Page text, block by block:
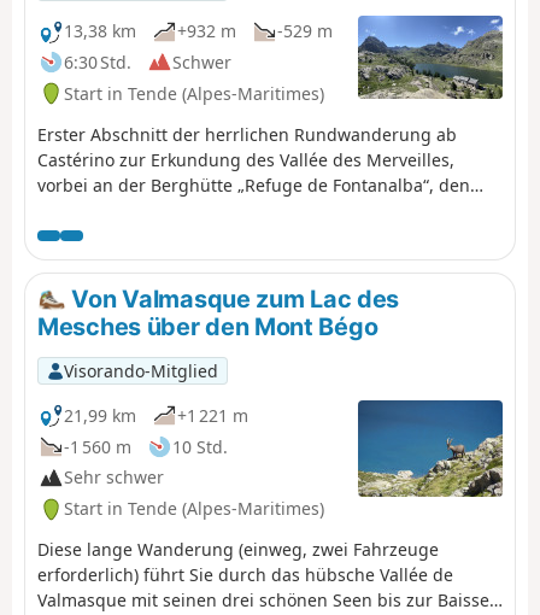
13,38 km
+932 m
-529 m
6:30 Std.
Schwer
Start in Tende (Alpes-Maritimes)
Erster Abschnitt der herrlichen Rundwanderung ab
Castérino zur Erkundung des Vallée des Merveilles,
vorbei an der Berghütte „Refuge de Fontanalba“, den
Ziel an der Berghütte „Refuge des Merveilles“.
Von Valmasque zum Lac des
Mesches über den Mont Bégo
Visorando-Mitglied
21,99 km
+1 221 m
-1 560 m
10 Std.
Sehr schwer
Start in Tende (Alpes-Maritimes)
Diese lange Wanderung (einweg, zwei Fahrzeuge
erforderlich) führt Sie durch das hübsche Vallée de
Valmasque mit seinen drei schönen Seen bis zur Baisse